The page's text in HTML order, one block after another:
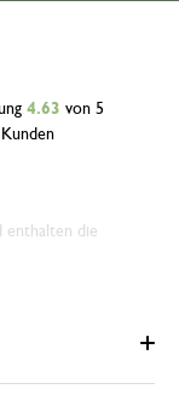
4.63 von 5
Kunden
enthalten die